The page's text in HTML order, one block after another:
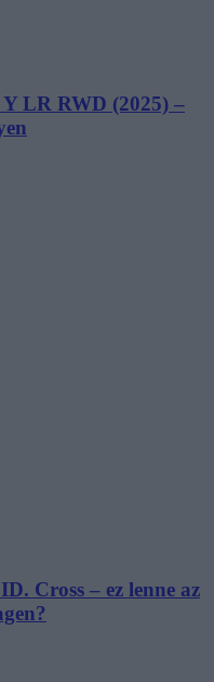
Y LR RWD (2025) –
Cross – ez lenne az